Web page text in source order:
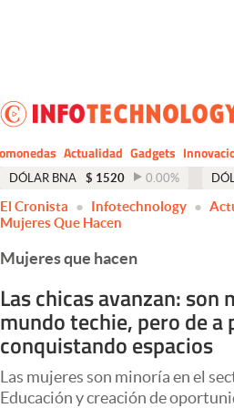
Dólar
Economía y Política
Finanzas y Mercados
Columnistas
Otras secciones
Apertura
Actualidad Gadgets
DÓLAR BNA $ 1520 0.00%
El Cronista Infotechnology
Mujeres Que Hacen
Mujeres que hacen
Las chicas avanzan: son
mundo techie, pero de a
conquistando espacios
Las mujeres son minoría en el
Educación y creación de